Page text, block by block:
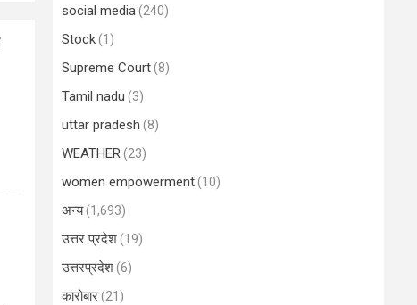
social media(240)
Stock(1)
Supreme Court(8)
Tamil nadu (3)
uttar pradesh (8)
WEATHER(23)
women empowerment(10)
अन्य(1,693)
उत्तर प्रदेश(19)
उत्तरप्रदेश(6)
कारोबार(21)